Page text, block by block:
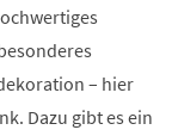
– hier
Dazu gibt es ein